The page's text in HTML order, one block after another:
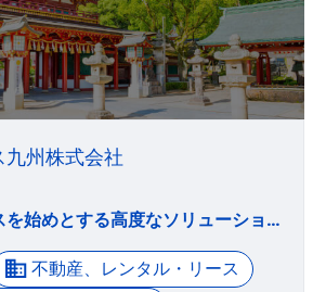
州株式会社
・金融サービスを始めとする高度なソリューションを提供し、お客様と共に発展します。 ・法令を遵守し、環境に配慮した企業活動を通じて、地域や社会の発展に貢献します。 ・社員一人ひとりが、熱意と誇りをもって創造と革新に取り組む企業を目指します。
不動産、レンタル・リース